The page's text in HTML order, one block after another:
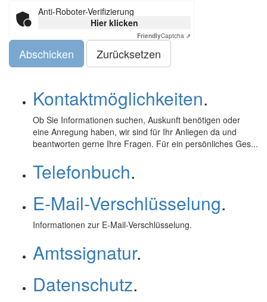
Anti-Roboter-Verifizierung
Hier klicken
FriendlyCaptcha ⇗
Abschicken
Kontaktmöglichkeiten.
Ob Sie Informationen suchen, Auskunft benötigen oder
eine Anregung haben, wir sind für Ihr Anliegen da und
beantworten gerne Ihre Fragen. Für ein persönliches Ges...
Telefonbuch.
E-Mail-Verschlüsselung.
Informationen zur E-Mail-Verschlüsselung.
Amtssignatur.
Datenschutz.